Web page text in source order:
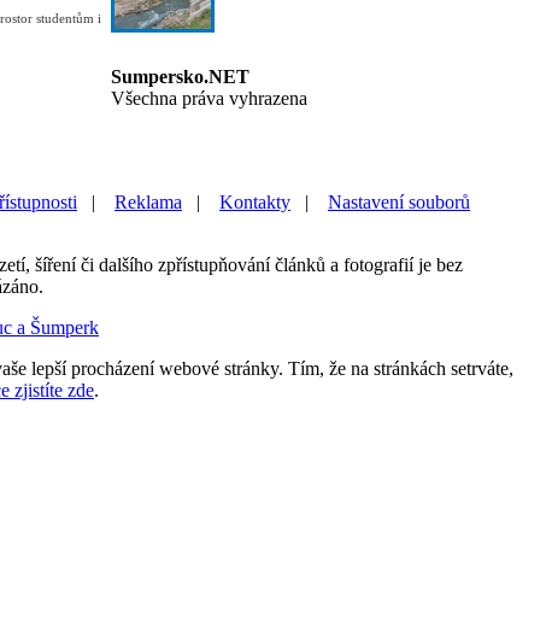
studentům i
Sumpersko.NET
Všechna práva vyhrazena
Reklama Kontakty Nastavení souborů
šíření či dalšího zpřístupňování článků a fotografií je bez
a Šumperk
lepší procházení webové stránky. Tím, že na stránkách setrváte,
zjistíte zde.